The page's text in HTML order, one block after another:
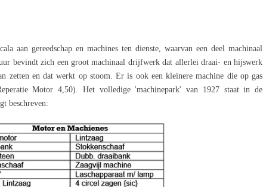
aan gereedschap en machines ten dienste, waarvan een deel machinaal
bevindt zich een groot machinaal drijfwerk dat allerlei draai- en hijswerk
zetten en dat werkt op stoom. Er is ook een kleinere machine die op gas
Motor 4,50). Het volledige 'machinepark' van 1927 staat in de
beschreven: